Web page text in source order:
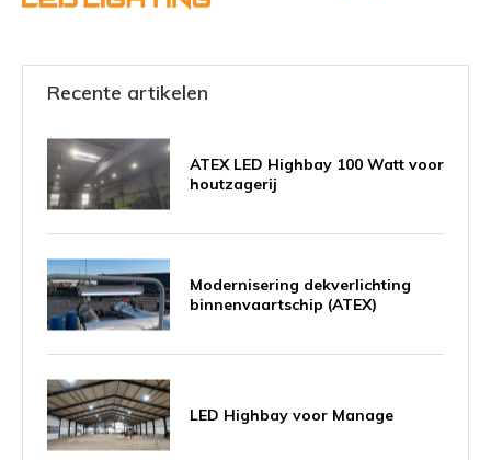
Recente artikelen
ATEX LED Highbay 100 Watt voor
houtzagerij
Modernisering dekverlichting
binnenvaartschip (ATEX)
LED Highbay voor Manage